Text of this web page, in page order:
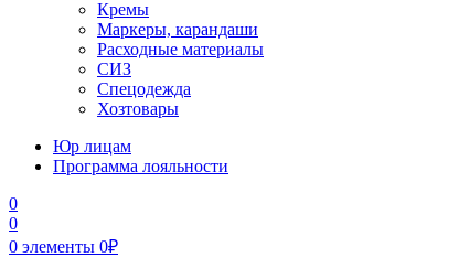
Кремы
Маркеры, карандаши
Расходные материалы
СИЗ
Спецодежда
Хозтовары
Юр лицам
Программа лояльности
0
0
0 элементы 0₽